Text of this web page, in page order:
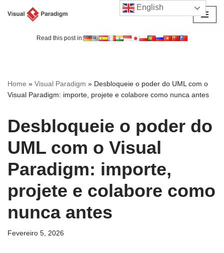
Read this post in:
Home » Visual Paradigm » Desbloqueie o poder do UML com o
Visual Paradigm: importe, projete e colabore como nunca antes
Desbloqueie o poder do
UML com o Visual
Paradigm: importe,
projete e colabore como
nunca antes
Fevereiro 5, 2026
English